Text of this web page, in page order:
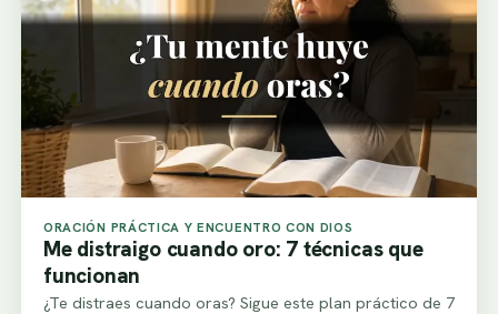
ORACIÓN PRÁCTICA Y ENCUENTRO CON DIOS
Me distraigo cuando oro: 7 técnicas que
funcionan
¿Te distraes cuando oras? Sigue este plan práctico de 7